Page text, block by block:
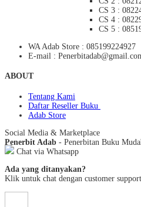
CS 3 :
CS 4 :
CS 5 :
WA Adab Store : 085199224927
E-mail :
ABOUT
Tentang Kami
Daftar Reseller Buku
Adab Store
Social Media & Marketplace
Penerbit Adab - Penerbitan Buku
Chat via Whatsapp
Ada yang ditanyakan?
Klik untuk chat dengan customer